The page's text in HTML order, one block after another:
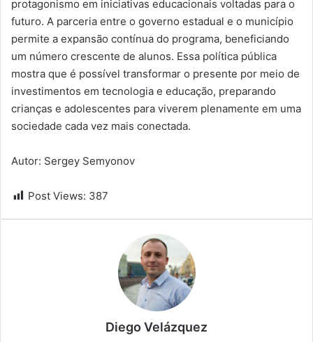
protagonismo em iniciativas educacionais voltadas para o
futuro. A parceria entre o governo estadual e o município
permite a expansão contínua do programa, beneficiando
um número crescente de alunos. Essa política pública
mostra que é possível transformar o presente por meio de
investimentos em tecnologia e educação, preparando
crianças e adolescentes para viverem plenamente em uma
sociedade cada vez mais conectada.
Autor: Sergey Semyonov
Post Views: 387
Diego Velázquez